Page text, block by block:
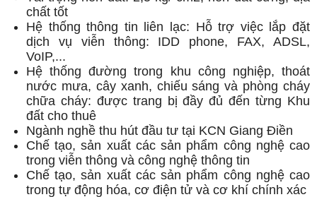
chất tốt
Hệ thống thông tin liên lạc: Hỗ trợ việc lắp đặt
dịch vụ viễn thông: IDD phone, FAX, ADSL,
VoIP,...
Hệ thống đường trong khu công nghiệp, thoát
nước mưa, cây xanh, chiếu sáng và phòng cháy
chữa cháy: được trang bị đầy đủ đến từng Khu
đất cho thuê
Ngành nghề thu hút đầu tư tại KCN Giang Điền
Chế tạo, sản xuất các sản phẩm công nghệ cao
trong viễn thông và công nghệ thông tin
Chế tạo, sản xuất các sản phẩm công nghệ cao
trong tự động hóa, cơ điện tử và cơ khí chính xác